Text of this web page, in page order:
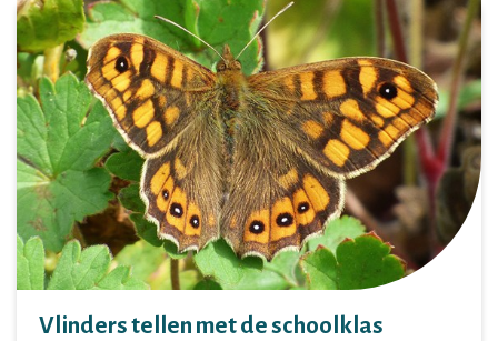
Vlinders tellen met de schoolklas